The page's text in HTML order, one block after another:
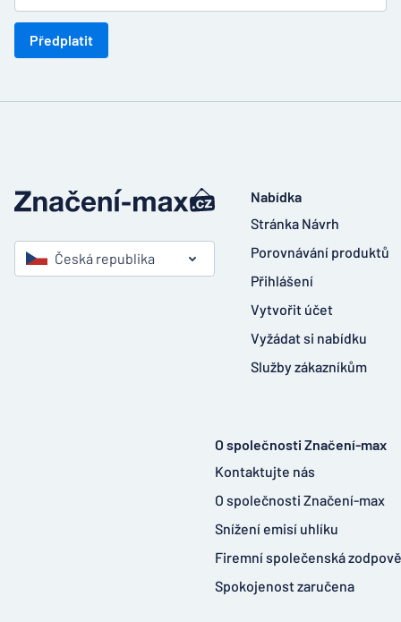
Předplatit
Česká republika
Nabídka
Stránka Návrh
Porovnávání produktů
Přihlášení
Vytvořit účet
Vyžádat si nabídku
Služby zákazníkům
O společnosti Značení-max
Kontaktujte nás
O společnosti Značení-max
Snížení emisí uhlíku
Firemní společenská
Spokojenost zaručena